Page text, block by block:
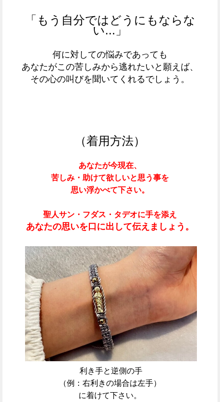
「もう自分ではどうにもならな
い...」
何に対しての悩みであっても
あなたがこの苦しみから逃れたいと願えば、
その心の叫びを聞いてくれるでしょう。
（着用方法）
あなたが今現在、
苦しみ・ 助けて欲しいと思う事を
思い浮かべて下さい。
聖人サン・フダス・タデオに手を添え
あなたの思いを口に出して伝えましょう。
利き手と逆側の手
（例：右利きの場合は左手）
に着けて下さい。